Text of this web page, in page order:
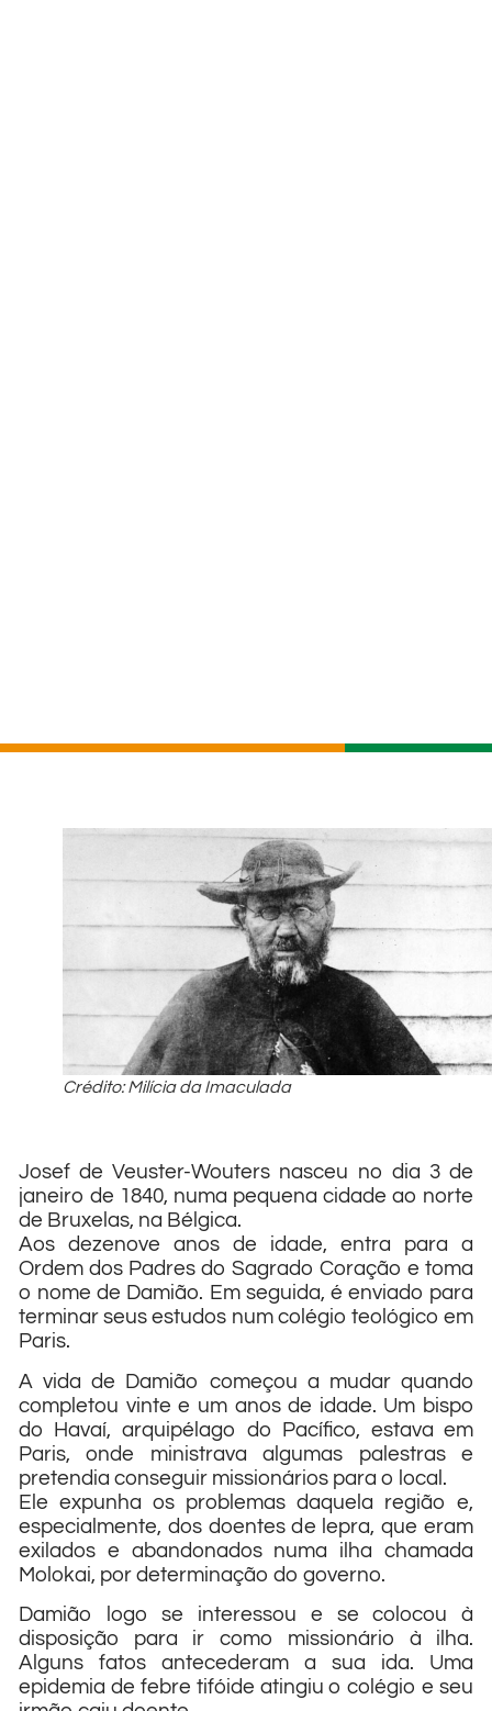
Crédito: Milícia da Imaculada
Josef de Veuster-Wouters nasceu no dia 3 de
janeiro de 1840, numa pequena cidade ao norte
de Bruxelas, na Bélgica.
Aos dezenove anos de idade, entra para a
Ordem dos Padres do Sagrado Coração e toma
o nome de Damião. Em seguida, é enviado para
terminar seus estudos num colégio teológico em
Paris.
A vida de Damião começou a mudar quando
completou vinte e um anos de idade. Um bispo
do Havaí, arquipélago do Pacífico, estava em
Paris, onde ministrava algumas palestras e
pretendia conseguir missionários para o local.
Ele expunha os problemas daquela região e,
especialmente, dos doentes de lepra, que eram
exilados e abandonados numa ilha chamada
Molokai, por determinação do governo.
Damião logo se interessou e se colocou à
disposição para ir como missionário à ilha.
Alguns fatos antecederam a sua ida. Uma
epidemia de febre tifóide atingiu o colégio e seu